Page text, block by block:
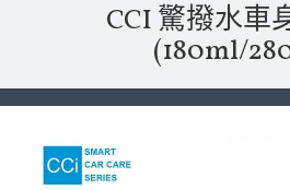
CCI 驚撥水車
(180ml/